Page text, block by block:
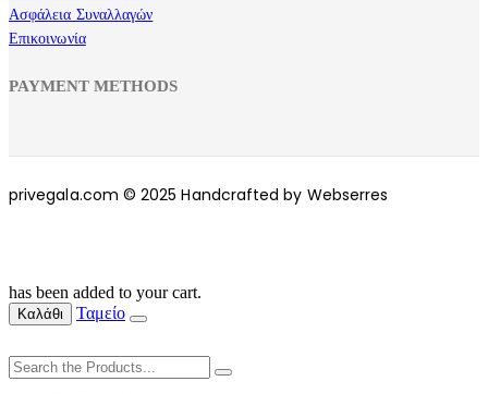
Ασφάλεια Συναλλαγών
Επικοινωνία
PAYMENT METHODS
privegala.com © 2025 Handcrafted by Webserres
has been added to your cart.
Καλάθι Ταμείο